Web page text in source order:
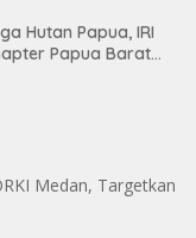
Hutan Papua, IRI
Papua Barat